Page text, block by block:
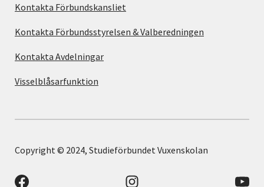
Kontakta Förbundskansliet
Kontakta Förbundsstyrelsen & Valberedningen
Kontakta Avdelningar
Visselblåsarfunktion
Copyright © 2024, Studieförbundet Vuxenskolan